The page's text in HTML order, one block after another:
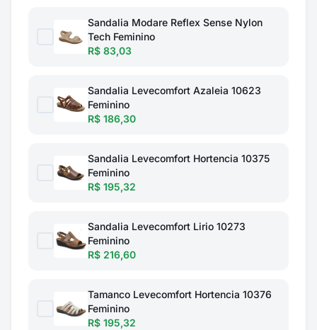
Sandalia Modare Reflex Sense Nylon
Tech Feminino
R$ 83,03
Sandalia Levecomfort Azaleia 10623
Feminino
R$ 186,30
Sandalia Levecomfort Hortencia 10375
Feminino
R$ 195,32
Sandalia Levecomfort Lirio 10273
Feminino
R$ 216,60
Tamanco Levecomfort Hortencia 10376
Feminino
R$ 195,32